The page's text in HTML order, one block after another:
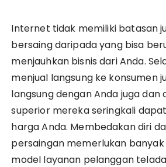
Internet tidak memiliki batasan
bersaing daripada yang bisa
menjauhkan bisnis dari Anda.
menjual langsung ke konsumen
langsung dengan Anda juga dan
superior mereka seringkali
harga Anda. Membedakan diri
persaingan memerlukan
model layanan pelanggan